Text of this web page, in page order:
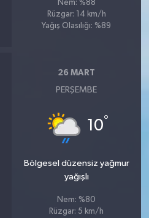
Nem: %88
Rüzgar: 14 km/h
Yağış Olasılığı: %89
26 MART
PERŞEMBE
10°
Bölgesel düzensiz yağmur
yağışlı
Nem: %80
Rüzgar: 5 km/h